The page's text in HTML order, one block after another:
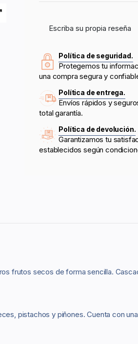
Escriba su propia reseña
Política de seguridad.
Protegemos tu
una compra segura y
Política de entrega.
Envíos rápidos y
total garantía.
Política de devolución.
Garantizamos tu
establecidos según
frutos secos de forma sencilla.
pistachos y piñones. Cuenta con